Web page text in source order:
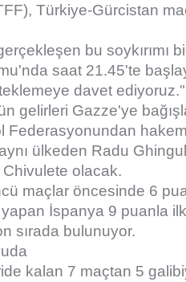
Türkiye-Gürcistan
bu soykırımı
saat 21.45'te
davet ediyoruz."
gelirleri Gazze'ye
Federasyonundan
aynı ülkeden Radu
olacak.
maçlar öncesinde 6
İspanya 9 puanla
sırada bulunuyor.
kalan 7 maçtan 5